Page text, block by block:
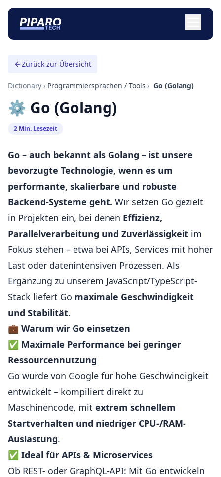
Zurück zur Übersicht
Dictionary › Programmiersprachen / Tools › ️ Go (Golang)
⚙️ Go (Golang)
2 Min. Lesezeit
Go – auch bekannt als Golang – ist unsere
bevorzugte Technologie, wenn es um
performante, skalierbare und robuste
Backend-Systeme geht. Wir setzen Go gezielt
in Projekten ein, bei denen Effizienz,
Parallelverarbeitung und Zuverlässigkeit im
Fokus stehen – etwa bei APIs, Services mit hoher
Last oder datenintensiven Prozessen. Als
Ergänzung zu unserem JavaScript/TypeScript-
Stack liefert Go maximale Geschwindigkeit
und Stabilität.
💼 Warum wir Go einsetzen
✅ Maximale Performance bei geringer
Ressourcennutzung
Go wurde von Google für hohe Geschwindigkeit
entwickelt – kompiliert direkt zu
Maschinencode, mit extrem schnellem
Startverhalten und niedriger CPU-/RAM-
Auslastung.
✅ Ideal für APIs & Microservices
Ob REST- oder GraphQL-API: Mit Go entwickeln